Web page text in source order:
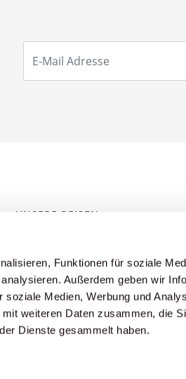
Funktionen für soziale
Außerdem geben wir
Medien, Werbung und
weiteren Daten zusammen, die
Dienste gesammelt haben.
UNSERE REISEN
Fitness Camps
Fussball-Reisen
Schneemobil-Reisen
Harley-Davidson® & Motorradreisen